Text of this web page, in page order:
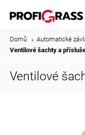
Domů Automatické
Ventilové šachty a
Ventilové